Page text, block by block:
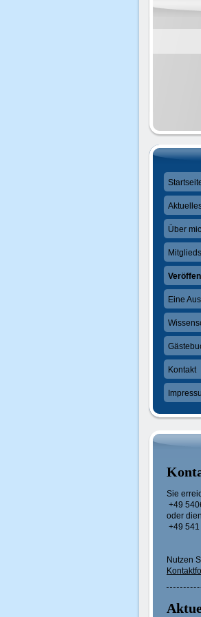
Über
Eine
Kontakt
Sie
+49
oder
+49
Nutzen